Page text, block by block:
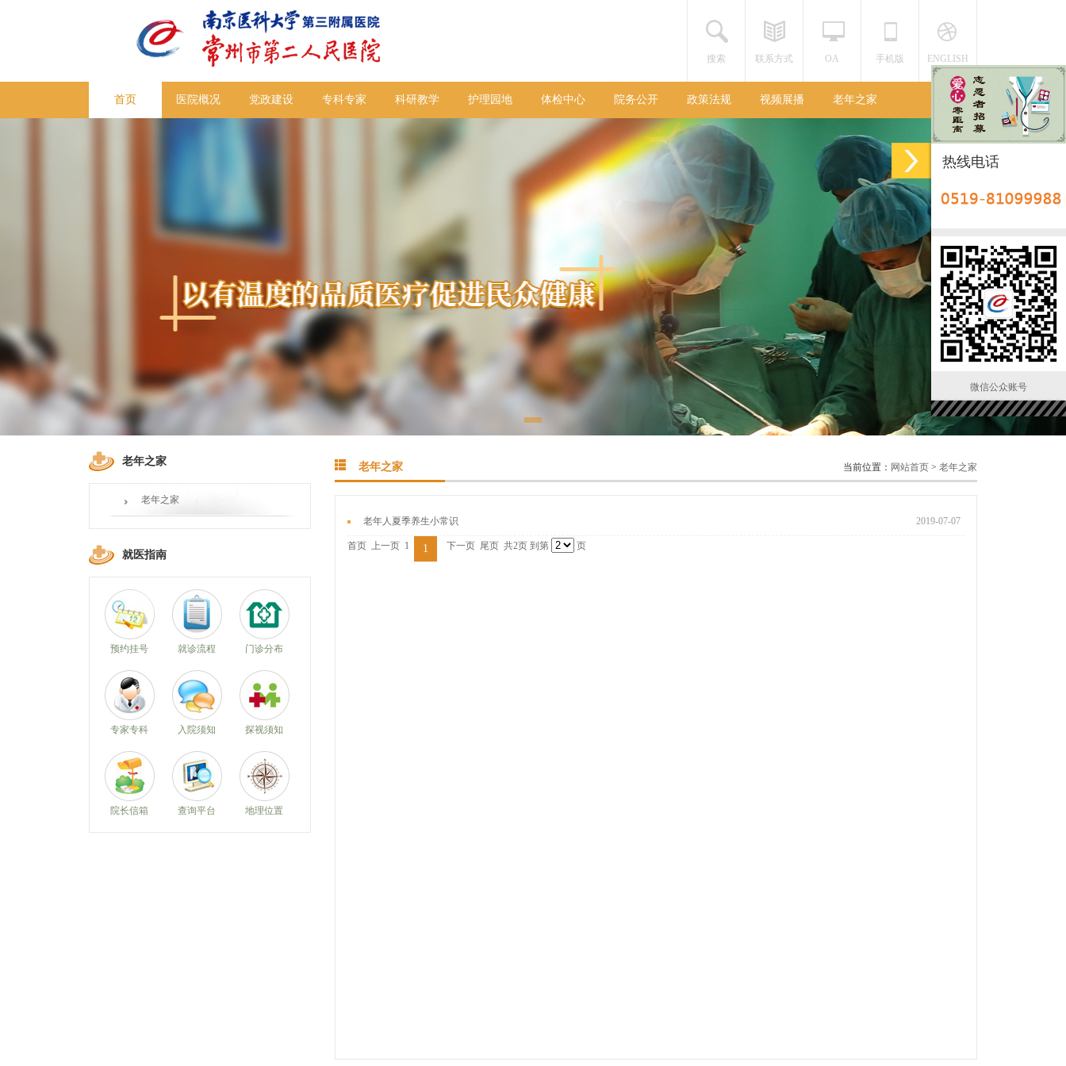
搜索 联系方式 OA 手机版 ENGLISH
首页 医院概况 党政建设 专科专家 科研教学 护理园地 体检中心 院务公开 政策法规 视频展播 老年之家
老年之家
老年之家
就医指南
预约挂号 就诊流程 门诊分布
专家专科 入院须知 探视须知
院长信箱 查询平台 地理位置
当前位置： 网站首页 > 老年之家
老年之家
2019-07-07
老年人夏季养生小常识
首页 上一页 1 1 下一页 尾页 共2页 到第 页
热线电话
微信公众账号